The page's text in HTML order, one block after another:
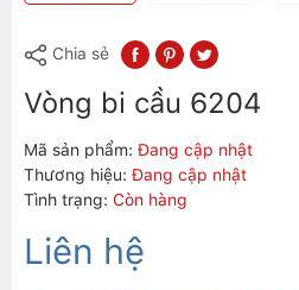
Chia sẻ
Vòng bi cầu 6204
Mã sản phẩm: Đang cập nhật
Thương hiệu: Đang cập nhật
Tình trạng: Còn hàng
Liên hệ